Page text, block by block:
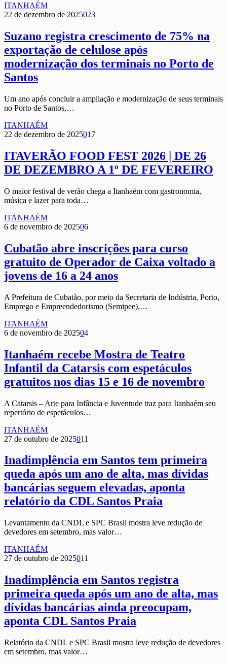
ITANHAÉM
22 de dezembro de 2025023
Suzano registra crescimento de 75% na
exportação de celulose após
modernização dos terminais no Porto de
Santos
Um ano após concluir a ampliação e modernização de seus terminais
no Porto de Santos,…
ITANHAÉM
22 de dezembro de 2025017
ITAVERÃO FOOD FEST 2026 | DE 26
DE DEZEMBRO A 1º DE FEVEREIRO
O maior festival de verão chega a Itanhaém com gastronomia,
música e lazer para toda…
ITANHAÉM
6 de novembro de 202506
Cubatão abre inscrições para curso
gratuito de Operador de Caixa voltado a
jovens de 16 a 24 anos
A Prefeitura de Cubatão, por meio da Secretaria de Indústria, Porto,
Emprego e Empreendedorismo (Semipee),…
ITANHAÉM
6 de novembro de 202504
Itanhaém recebe Mostra de Teatro
Infantil da Catarsis com espetáculos
gratuitos nos dias 15 e 16 de novembro
A Catarsis – Arte para Infância e Juventude traz para Itanhaém seu
repertório de espetáculos…
ITANHAÉM
27 de outubro de 2025011
Inadimplência em Santos tem primeira
queda após um ano de alta, mas dívidas
bancárias seguem elevadas, aponta
relatório da CDL Santos Praia
Levantamento da CNDL e SPC Brasil mostra leve redução de
devedores em setembro, mas valor…
ITANHAÉM
27 de outubro de 2025011
Inadimplência em Santos registra
primeira queda após um ano de alta, mas
dívidas bancárias ainda preocupam,
aponta CDL Santos Praia
Relatório da CNDL e SPC Brasil mostra leve redução de devedores
em setembro, mas valor…